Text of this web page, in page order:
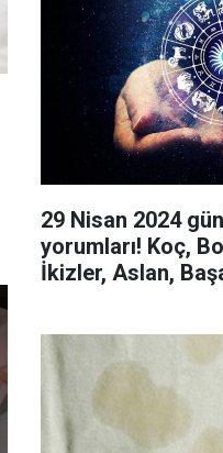
29 Nisan 2024
yorumları! Koç,
İkizler, Aslan,